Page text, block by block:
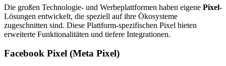
Die großen Technologie- und Werbeplattformen haben eigene Pixel-
Lösungen entwickelt, die speziell auf ihre Ökosysteme
zugeschnitten sind. Diese Plattform-spezifischen Pixel bieten
erweiterte Funktionalitäten und tiefere Integrationen.
Facebook Pixel (Meta Pixel)